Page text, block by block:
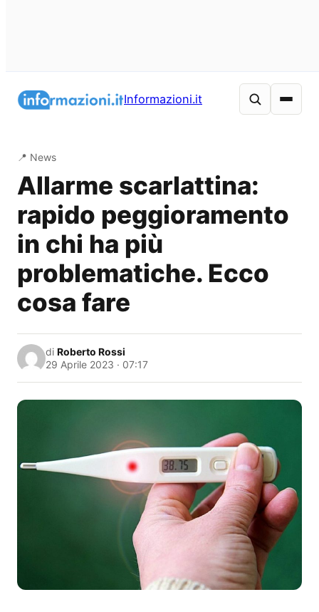
Informazioni.it
📍 News
Allarme scarlattina:
rapido peggioramento
in chi ha più
problematiche. Ecco
cosa fare
di Roberto Rossi
29 Aprile 2023 · 07:17